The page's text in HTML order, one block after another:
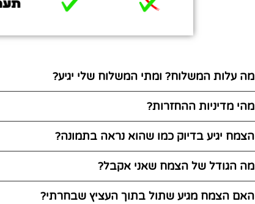
מה עלות המשלוח? ומתי המשלוח שלי יגיע?
מהי מדיניות ההחזרות?
הצמח יגיע בדיוק כמו שהוא נראה בתמונה?
מה הגודל של הצמח שאני אקבל?
האם הצמח מגיע שתול בתוך העציץ שבחרתי?